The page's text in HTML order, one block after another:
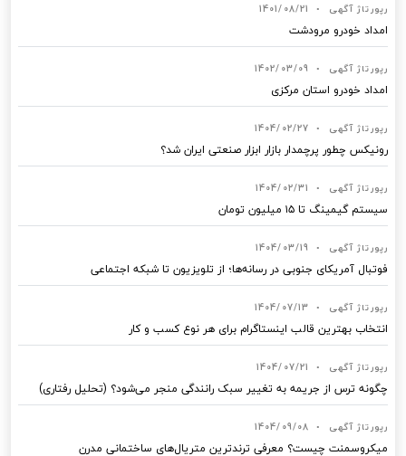
رپورتاژ آگهی •
1401/08/21
امداد خودرو مرودشت
رپورتاژ آگهی •
1402/03/09
امداد خودرو استان مرکزی
رپورتاژ آگهی •
1404/02/27
رونیکس چطور پرچمدار بازار ابزار صنعتی ایران شد؟
رپورتاژ آگهی •
1404/02/31
سیستم گیمینگ تا ۱۵ میلیون تومان
رپورتاژ آگهی •
1404/03/19
فوتبال آمریکای جنوبی در رسانه‌ها؛ از تلویزیون تا شبکه اجتماعی
رپورتاژ آگهی •
1404/07/13
انتخاب بهترین قالب‌ اینستاگرام برای هر نوع کسب‌ و کار
رپورتاژ آگهی •
1404/07/21
چگونه ترس از جریمه به تغییر سبک رانندگی منجر می‌شود؟ (تحلیل رفتاری)
رپورتاژ آگهی •
1404/09/08
میکروسمنت چیست؟ معرفی ترندترین متریال‌های ساختمانی مدرن